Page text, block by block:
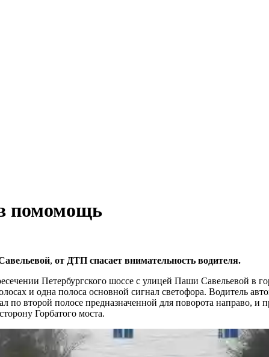
помомощь
, от ДТП спасает внимательность водителя.
Петербургского шоссе с улицей Паши Савельевой в
и одна полоса основной сигнал светофора. Водитель
по второй полосе предназначенной для поворота направо,
Горбатого моста.